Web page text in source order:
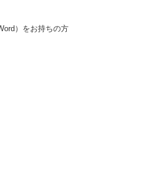
）をお持ちの方